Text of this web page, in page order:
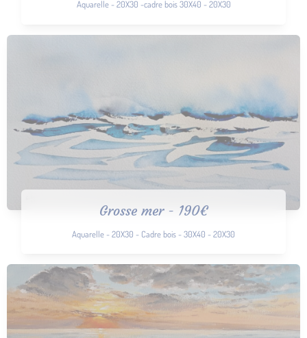
Aquarelle - 20X30 -cadre bois 30X40 - 20X30
Grosse mer - 190€
Aquarelle - 20X30 - Cadre bois - 30X40 - 20X30